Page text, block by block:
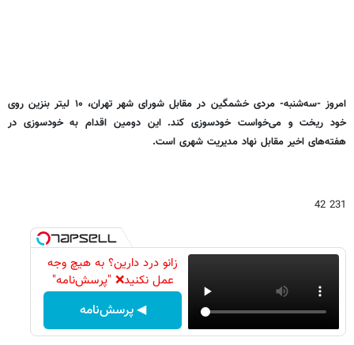
امروز -سه‌شنبه- مردی خشمگین در مقابل شورای شهر تهران، ۱۰ لیتر بنزین روی
خود ریخت و می‌خواست خودسوزی کند. این دومین اقدام به خودسوزی در
هفته‌های اخیر مقابل نهاد مدیریت شهری است.
231 42
زانو درد دارین؟ به هیچ وجه
عمل نکنید❌ "پرسش‌نامه"
◀ پرسش‌نامه